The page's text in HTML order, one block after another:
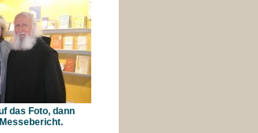
das Foto, dann